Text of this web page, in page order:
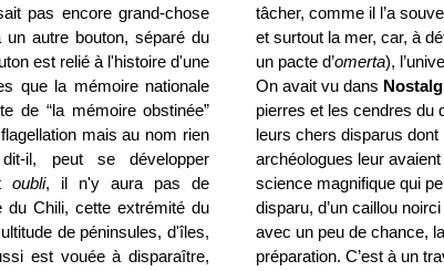
pas encore grand-chose
autre bouton, séparé du
est relié à l'histoire d'une
que la mémoire nationale
de “la mémoire obstinée”
mais au nom rien
il, peut se développer
oubli, il n'y aura pas de
du Chili, cette extrémité du
de péninsules, d'îles,
est vouée à disparaître,
tâcher, comme il l’a
et surtout la mer, car, à
un pacte d’omerta),
On avait vu dans
pierres et les cendres du
leurs chers disparus
archéologues leur
science magnifique qui
disparu, d’un caillou
avec un peu de chance,
préparation. C’est à un